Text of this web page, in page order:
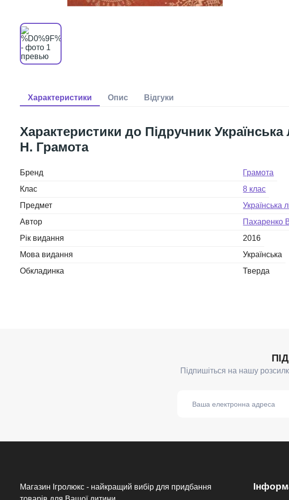
Підручник
Н. Грамота
Бренд
Грамота
Клас
8 клас
Предмет
Українська
Автор
Пахаренко
Рік видання
2016
Мова видання
Українська
Обкладинка
Тверда
Магазин Ігролюкс - найкращий вибір для придбання